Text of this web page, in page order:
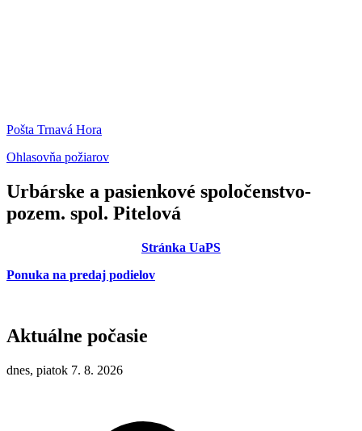
Pošta Trnavá Hora
Ohlasovňa požiarov
Urbárske a pasienkové spoločenstvo-
pozem. spol. Pitelová
Stránka UaPS
Ponuka na predaj podielov
Aktuálne počasie
dnes, piatok 7. 8. 2026